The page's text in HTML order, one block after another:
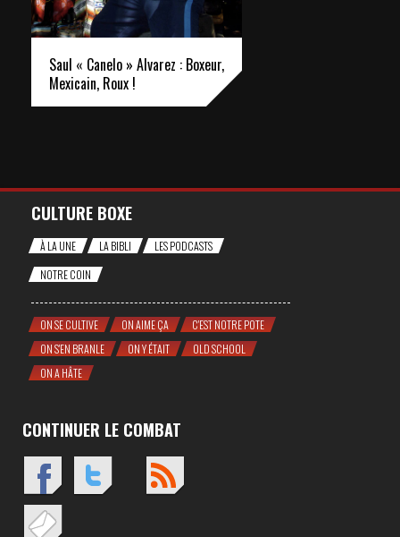
Saul « Canelo » Alvarez : Boxeur,
Mexicain, Roux !
CULTURE BOXE
À LA UNE LA BIBLI
LES PODCASTS
NOTRE COIN
ON SE CULTIVE ON AIME ÇA
C'EST NOTRE POTE
ON S'EN BRANLE
ON Y ÉTAIT
OLD SCHOOL
ON A HÂTE
CONTINUER LE COMBAT